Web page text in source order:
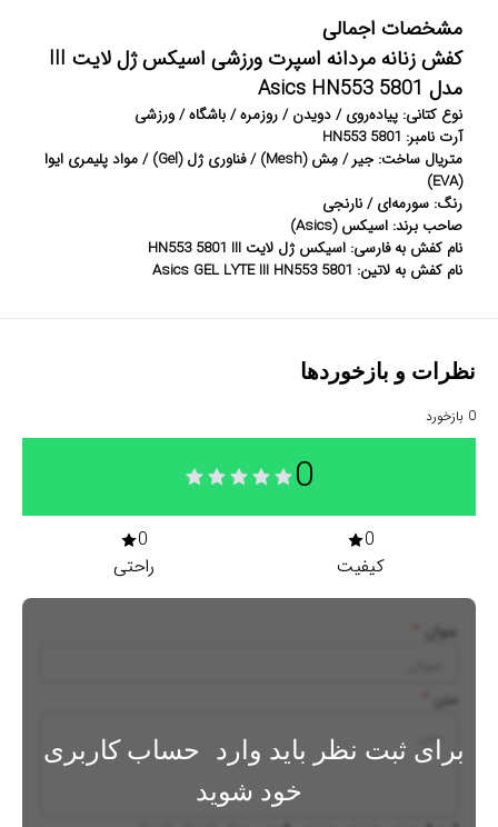
مشخصات اجمالی
کفش زنانه مردانه اسپرت ورزشی اسیکس ژل لایت III
مدل Asics HN553 5801
نوع کتانی: پیاده‌روی / دویدن / روزمره / باشگاه / ورزشی
آرت نامبر: HN553 5801
متریال ساخت: جیر / مِش (Mesh) / فناوری ژل (Gel) / مواد پلیمری ایوا
(EVA)
رنگ: سورمه‌ای / نارنجی
صاحب برند: اسیکس (Asics)
نام کفش به فارسی: اسیکس ژل لایت HN553 5801 III
نام کفش به لاتین: Asics GEL LYTE III HN553 5801
نظرات و بازخوردها
0 بازخورد
0
0
کیفیت
0
راحتی
برای ثبت نظر باید وارد
حساب کاربری
خود شوید
عنوان
متن